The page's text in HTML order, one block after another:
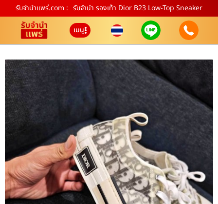
รับจํานําแพร่.com : รับจำนำ รองเท้า Dior B23 Low-Top Sneaker
เมนู